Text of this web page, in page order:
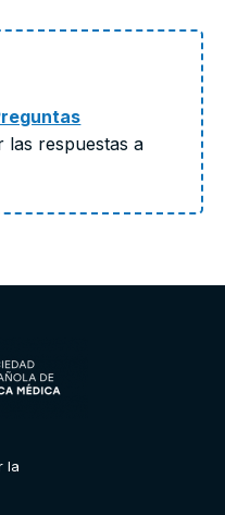
las respuestas a
la